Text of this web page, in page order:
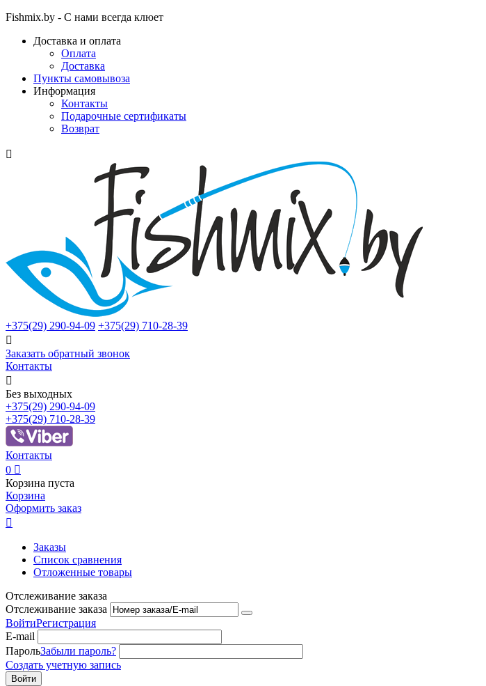
Fishmix.by - С нами всегда клюет
Доставка и оплата
Оплата
Доставка
Пункты самовывоза
Информация
Контакты
Подарочные сертификаты
Возврат

+375(29) 290-94-09 +375(29) 710-28-39

Заказать обратный звонок
Контакты

Без выходных
+375(29) 290-94-09
+375(29) 710-28-39
Контакты
0 
Корзина пуста
Корзина
Оформить заказ

Заказы
Список сравнения
Отложенные товары
Отслеживание заказа
Отслеживание заказа
ВойтиРегистрация
E-mail
ПарольЗабыли пароль?
Создать учетную запись
Войти